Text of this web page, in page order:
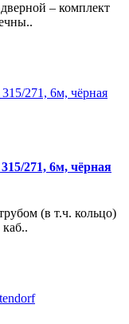
– комплект
271, 6м, чёрная
(в т.ч. кольцо)